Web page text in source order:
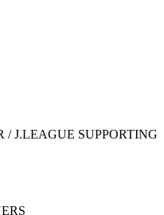
/ J.LEAGUE SUPPORTING